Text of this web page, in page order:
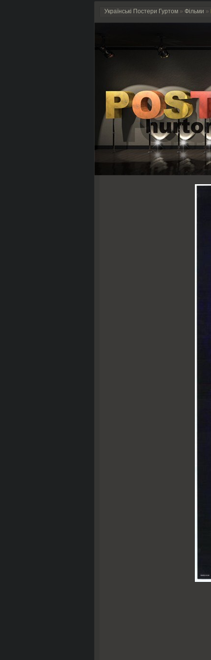
Українські Постери Гуртом » Фільми »